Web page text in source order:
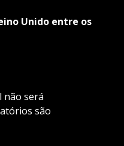
Unido entre os
não será
são